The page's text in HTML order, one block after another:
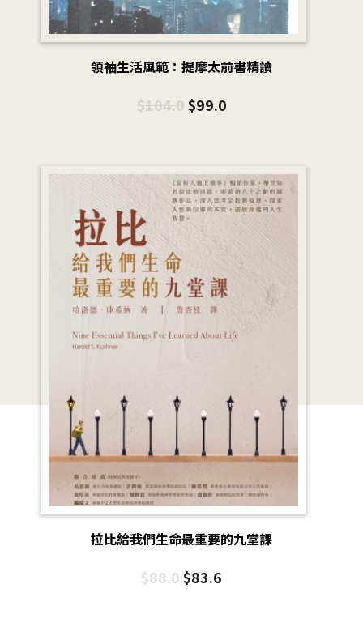
領袖生活風範：提摩太前書精讀
$104.0$99.0
拉比給我們生命最重要的九堂課
$88.0$83.6